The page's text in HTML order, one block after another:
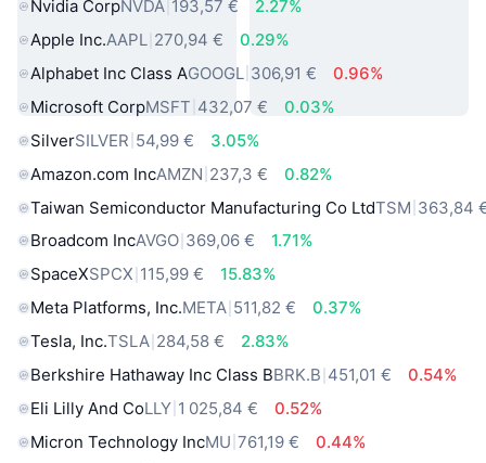
Nvidia CorpNVDA 193,57 €
2.27%
Apple Inc.AAPL 270,94 €
0.29%
Alphabet Inc Class AGOOGL 306,91 €
0.96%
Microsoft CorpMSFT 432,07 €
0.03%
SilverSILVER 54,99 €
3.05%
Amazon.com IncAMZN 237,3 €
0.82%
Taiwan Semiconductor Manufacturing Co LtdTSM 363,84
Broadcom IncAVGO 369,06 €
1.71%
SpaceXSPCX 115,99 €
15.83%
Meta Platforms, Inc.META 511,82 €
0.37%
Tesla, Inc.TSLA 284,58 €
2.83%
Berkshire Hathaway Inc Class BBRK.B 451,01 €
0.54%
Eli Lilly And CoLLY 1 025,84 €
0.52%
Micron Technology IncMU 761,19 €
0.44%